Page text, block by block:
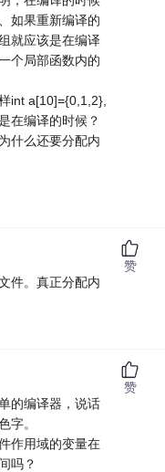
如果重新编译的
就应该是在编译
个局部函数内的
int a[10]={0,1,2},
在编译的时候？
什么还要分配内
件。真正分配内
赞
的编译器，说话
字。
作用域的变量在
吗？
赞